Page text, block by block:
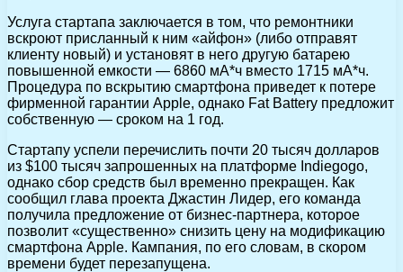
Услуга стартапа заключается в том, что ремонтники
вскроют присланный к ним «айфон» (либо отправят
клиенту новый) и установят в него другую батарею
повышенной емкости — 6860 мА*ч вместо 1715 мА*ч.
Процедура по вскрытию смартфона приведет к потере
фирменной гарантии Apple, однако Fat Battery предложит
собственную — сроком на 1 год.
Стартапу успели перечислить почти 20 тысяч долларов
из $100 тысяч запрошенных на платформе Indiegogo,
однако сбор средств был временно прекращен. Как
сообщил глава проекта Джастин Лидер, его команда
получила предложение от бизнес-партнера, которое
позволит «существенно» снизить цену на модификацию
смартфона Apple. Кампания, по его словам, в скором
времени будет перезапущена.